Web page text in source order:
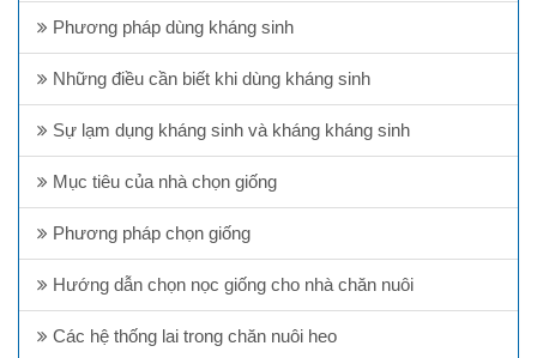
Phương pháp dùng kháng sinh
Những điều cần biết khi dùng kháng sinh
Sự lạm dụng kháng sinh và kháng kháng sinh
Mục tiêu của nhà chọn giống
Phương pháp chọn giống
Hướng dẫn chọn nọc giống cho nhà chăn nuôi
Các hệ thống lai trong chăn nuôi heo